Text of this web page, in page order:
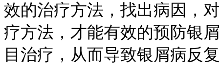
效的治疗方法，找出病因，
疗方法，才能有效的预防银
目治疗，从而导致银屑病反